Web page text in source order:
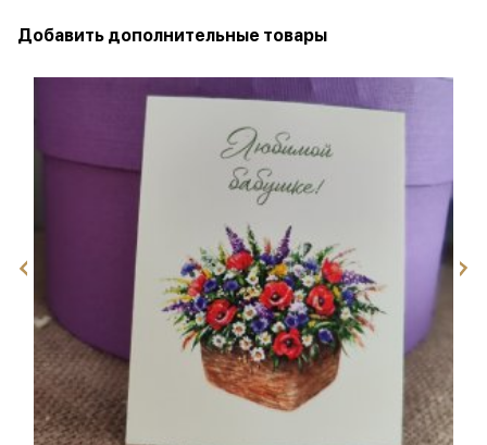
Добавить дополнительные товары